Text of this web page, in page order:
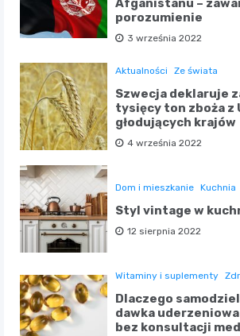
Afganistanu –
porozumienie
3 września 2022
Aktualności Ze świata
Szwecja deklaruje
tysięcy ton zboża z
głodujących krajów
4 września 2022
Dom i mieszkanie Kuchnia
Styl vintage w
12 sierpnia 2022
Witaminy i suplementy
Dlaczego
dawka
bez konsultacji